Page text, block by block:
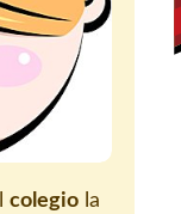
colegio la